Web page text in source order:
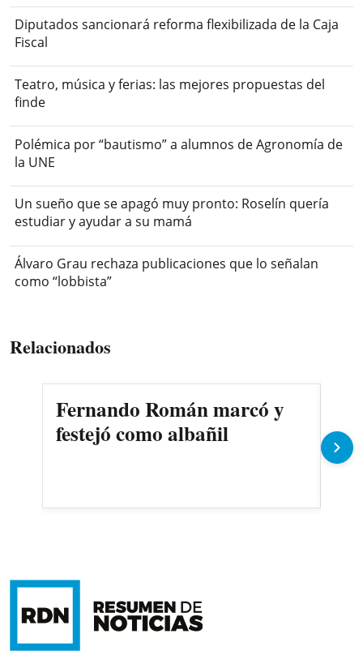
Diputados sancionará reforma flexibilizada de la Caja
Fiscal
Teatro, música y ferias: las mejores propuestas del
finde
Polémica por “bautismo” a alumnos de Agronomía de
la UNE
Un sueño que se apagó muy pronto: Roselín quería
estudiar y ayudar a su mamá
Álvaro Grau rechaza publicaciones que lo señalan
como “lobbista”
Relacionados
Fernando Román marcó y
festejó como albañil